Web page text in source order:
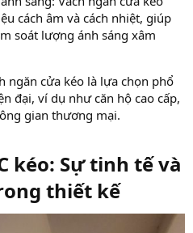
cách âm và cách nhiệt, giúp
soát lượng ánh sáng xâm
ngăn cửa kéo là lựa chọn phổ
đại, ví dụ như căn hộ cao cấp,
gian thương mại.
kéo: Sự tinh tế và
thiết kế​